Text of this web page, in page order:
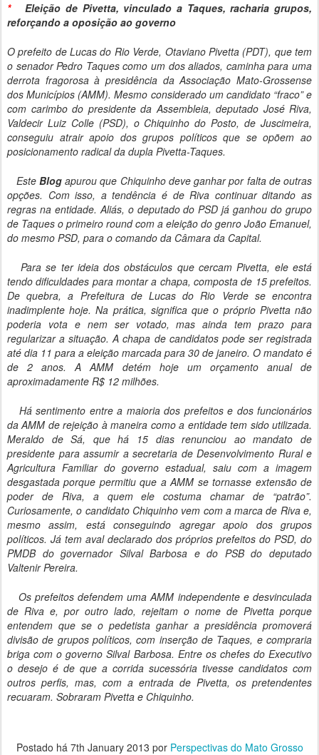
*
Eleição de Pivetta, vinculado a Taques, racharia grupos,
reforçando a oposição ao governo
O prefeito de Lucas do Rio Verde, Otaviano Pivetta (PDT), que tem
o senador Pedro Taques como um dos aliados, caminha para uma
derrota fragorosa à presidência da Associação Mato-Grossense
dos Municípios (AMM). Mesmo considerado um candidato “fraco” e
com carimbo do presidente da Assembleia, deputado José Riva,
Valdecir Luiz Colle (PSD), o Chiquinho do Posto, de Juscimeira,
conseguiu atrair apoio dos grupos políticos que se opõem ao
posicionamento radical da dupla Pivetta-Taques.
Este Blogapurou que Chiquinho deve ganhar por falta de outras
opções. Com isso, a tendência é de Riva continuar ditando as
regras na entidade. Aliás, o deputado do PSD já ganhou do grupo
de Taques o primeiro round com a eleição do genro João Emanuel,
do mesmo PSD, para o comando da Câmara da Capital.
Para se ter ideia dos obstáculos que cercam Pivetta, ele está
tendo dificuldades para montar a chapa, composta de 15 prefeitos.
De quebra, a Prefeitura de Lucas do Rio Verde se encontra
inadimplente hoje. Na prática, significa que o próprio Pivetta não
poderia vota e nem ser votado, mas ainda tem prazo para
regularizar a situação. A chapa de candidatos pode ser registrada
até dia 11 para a eleição marcada para 30 de janeiro. O mandato é
de 2 anos. A AMM detém hoje um orçamento anual de
aproximadamente R$ 12 milhões.
Há sentimento entre a maioria dos prefeitos e dos funcionários
da AMM de rejeição à maneira como a entidade tem sido utilizada.
Meraldo de Sá, que há 15 dias renunciou ao mandato de
presidente para assumir a secretaria de Desenvolvimento Rural e
Agricultura Familiar do governo estadual, saiu com a imagem
desgastada porque permitiu que a AMM se tornasse extensão de
poder de Riva, a quem ele costuma chamar de “patrão”.
Curiosamente, o candidato Chiquinho vem com a marca de Riva e,
mesmo assim, está conseguindo agregar apoio dos grupos
políticos. Já tem aval declarado dos próprios prefeitos do PSD, do
PMDB do governador Silval Barbosa e do PSB do deputado
Valtenir Pereira.
Os prefeitos defendem uma AMM independente e desvinculada
de Riva e, por outro lado, rejeitam o nome de Pivetta porque
entendem que se o pedetista ganhar a presidência promoverá
divisão de grupos políticos, com inserção de Taques, e compraria
briga com o governo Silval Barbosa. Entre os chefes do Executivo
o desejo é de que a corrida sucessória tivesse candidatos com
outros perfis, mas, com a entrada de Pivetta, os pretendentes
recuaram. Sobraram Pivetta e Chiquinho.
Postado há 7th January 2013 por Perspectivas do Mato Grosso